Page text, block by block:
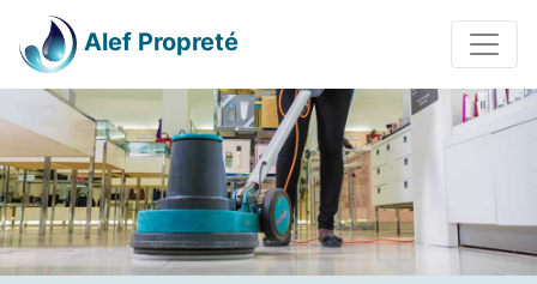
Alef Propreté